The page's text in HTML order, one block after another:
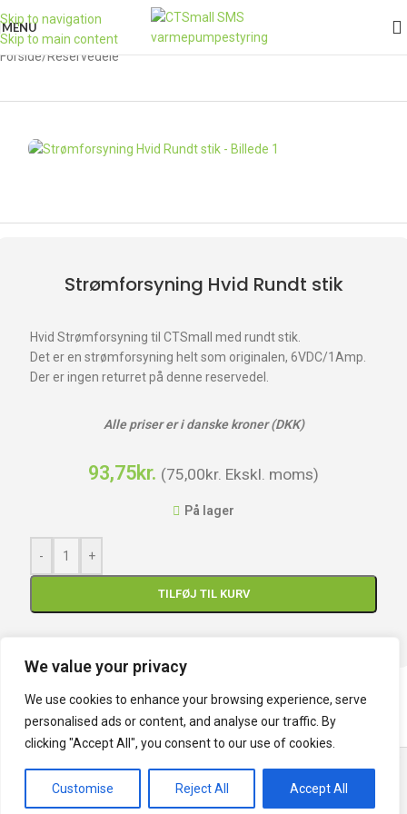
We value your privacy
We use cookies to enhance your browsing experience, serve
personalised ads or content, and analyse our traffic. By
clicking "Accept All", you consent to our use of cookies.
Customise Reject All Accept All
Skip to navigation
Skip to main content
MENU
Forside/Reservedele
Strømforsyning Hvid Rundt stik
Hvid Strømforsyning til CTSmall med rundt stik.
Det er en strømforsyning helt som originalen, 6VDC/1Amp.
Der er ingen returret på denne reservedel.
Alle priser er i danske kroner (DKK)
93,75kr. (75,00kr. Ekskl. moms)
På lager
- +
TILFØJ TIL KURV